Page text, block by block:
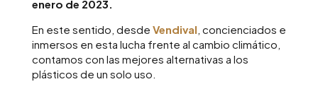
enero de 2023.
En este sentido, desde Vendival , concienciados e
inmersos en esta lucha frente al cambio climático,
contamos con las mejores alternativas a los
plásticos de un solo uso.